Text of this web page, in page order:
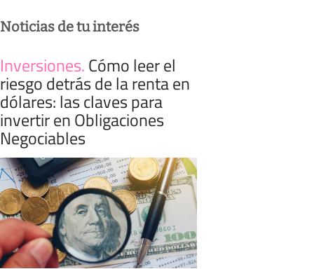
Noticias de tu interés
Inversiones.Cómo leer el
riesgo detrás de la renta en
dólares: las claves para
invertir en Obligaciones
Negociables